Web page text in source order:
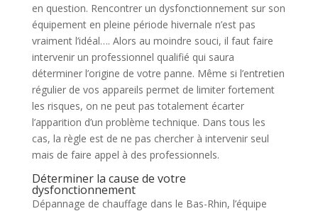
en question. Rencontrer un dysfonctionnement sur son
équipement en pleine période hivernale n’est pas
vraiment l’idéal…. Alors au moindre souci, il faut faire
intervenir un professionnel qualifié qui saura
déterminer l’origine de votre panne. Même si l’entretien
régulier de vos appareils permet de limiter fortement
les risques, on ne peut pas totalement écarter
l’apparition d’un problème technique. Dans tous les
cas, la règle est de ne pas chercher à intervenir seul
mais de faire appel à des professionnels.
Déterminer la cause de votre
dysfonctionnement
Dépannage de chauffage dans le Bas-Rhin, l’équipe